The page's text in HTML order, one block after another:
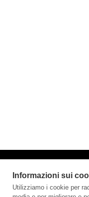
Informazioni sui
Utilizziamo i cookie per